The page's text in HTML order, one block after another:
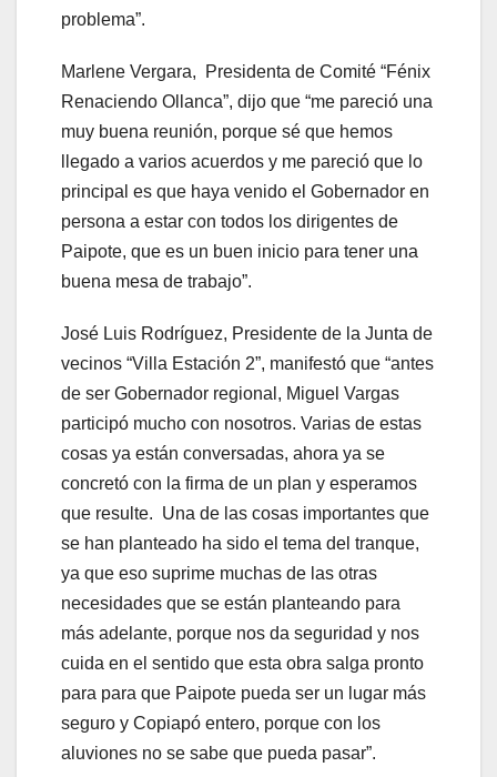
problema”.
Marlene Vergara, Presidenta de Comité “Fénix
Renaciendo Ollanca”, dijo que “me pareció una
muy buena reunión, porque sé que hemos
llegado a varios acuerdos y me pareció que lo
principal es que haya venido el Gobernador en
persona a estar con todos los dirigentes de
Paipote, que es un buen inicio para tener una
buena mesa de trabajo”.
José Luis Rodríguez, Presidente de la Junta de
vecinos “Villa Estación 2”, manifestó que “antes
de ser Gobernador regional, Miguel Vargas
participó mucho con nosotros. Varias de estas
cosas ya están conversadas, ahora ya se
concretó con la firma de un plan y esperamos
que resulte. Una de las cosas importantes que
se han planteado ha sido el tema del tranque,
ya que eso suprime muchas de las otras
necesidades que se están planteando para
más adelante, porque nos da seguridad y nos
cuida en el sentido que esta obra salga pronto
para para que Paipote pueda ser un lugar más
seguro y Copiapó entero, porque con los
aluviones no se sabe que pueda pasar”.